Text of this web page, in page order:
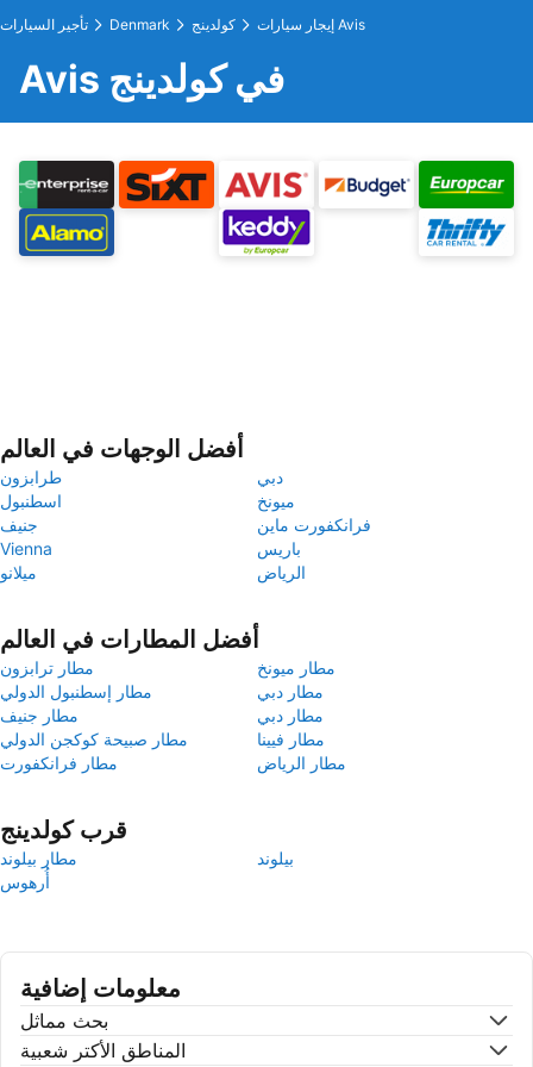
تأجير السيارات Denmark كولدينج إيجار سيارات Avis
Avis في كولدينج
أفضل الوجهات في العالم
طرابزون
دبي
اسطنبول
ميونخ
جنيف
فرانكفورت ماين
Vienna
باريس
ميلانو
الرياض
أفضل المطارات في العالم
مطار ترابزون
مطار ميونخ
مطار إسطنبول الدولي
مطار دبي
مطار جنيف
مطار دبي
مطار صبيحة كوكجن الدولي
مطار فيينا
مطار فرانكفورت
مطار الرياض
قرب كولدينج
مطار بيلوند
بيلوند
أُرهوس
معلومات إضافية
بحث مماثل
المناطق الأكتر شعبية